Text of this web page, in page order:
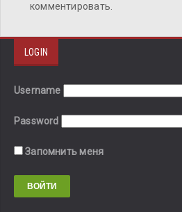
комментировать.
LOGIN
Username
Password
Запомнить меня